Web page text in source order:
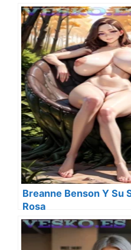
Breanne Benson Y Su
Rosa